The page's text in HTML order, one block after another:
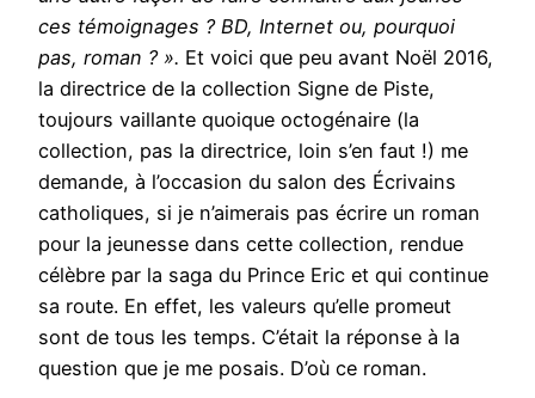
ces témoignages ? BD, Internet ou, pourquoi
pas, roman ? ». Et voici que peu avant Noël 2016,
la directrice de la collection Signe de Piste,
toujours vaillante quoique octogénaire (la
collection, pas la directrice, loin s’en faut !) me
demande, à l’occasion du salon des Écrivains
catholiques, si je n’aimerais pas écrire un roman
pour la jeunesse dans cette collection, rendue
célèbre par la saga du Prince Eric et qui continue
sa route. En effet, les valeurs qu’elle promeut
sont de tous les temps. C’était la réponse à la
question que je me posais. D’où ce roman.